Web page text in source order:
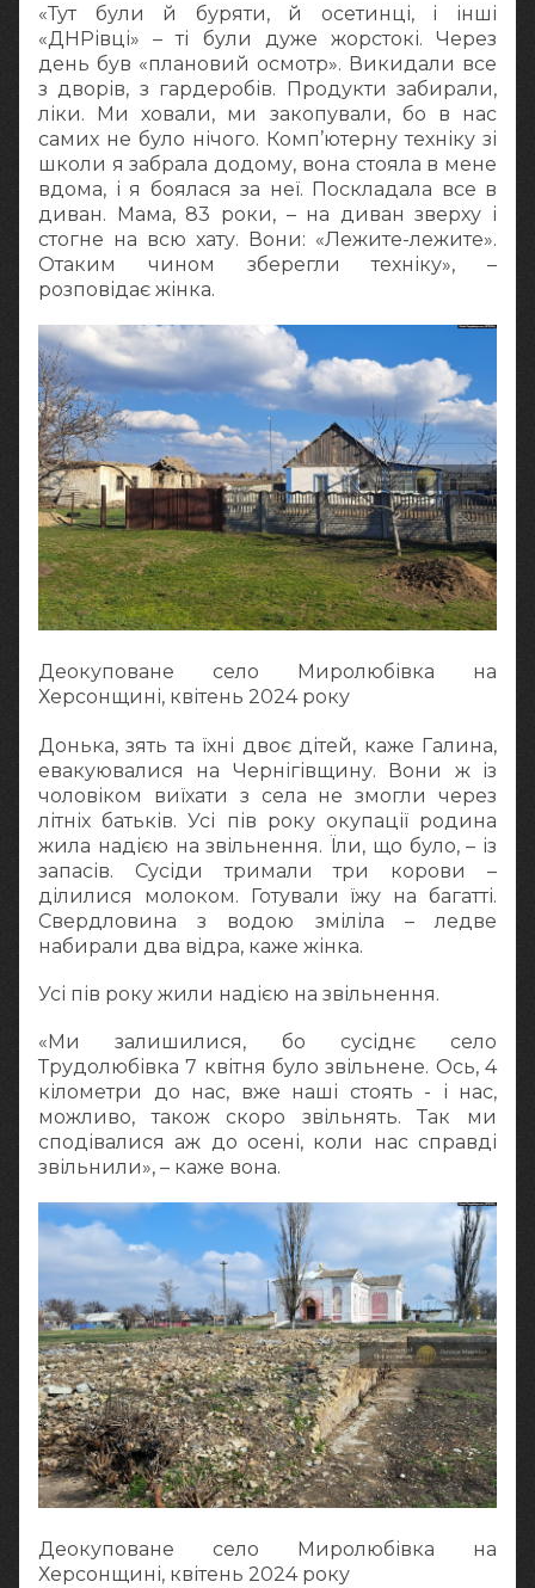
«Тут були й буряти, й осетинці, і інші
«ДНРівці» – ті були дуже жорстокі. Через
день був «плановий осмотр». Викидали все
з дворів, з гардеробів. Продукти забирали,
ліки. Ми ховали, ми закопували, бо в нас
самих не було нічого. Комп’ютерну техніку зі
школи я забрала додому, вона стояла в мене
вдома, і я боялася за неї. Поскладала все в
диван. Мама, 83 роки, – на диван зверху і
стогне на всю хату. Вони: «Лежите-лежите».
Отаким чином зберегли техніку», –
розповідає жінка.
Деокуповане село Миролюбівка на
Херсонщині, квітень 2024 року
Донька, зять та їхні двоє дітей, каже Галина,
евакуювалися на Чернігівщину. Вони ж із
чоловіком виїхати з села не змогли через
літніх батьків. Усі пів року окупації родина
жила надією на звільнення. Їли, що було, – із
запасів. Сусіди тримали три корови –
ділилися молоком. Готували їжу на багатті.
Свердловина з водою зміліла – ледве
набирали два відра, каже жінка.
Усі пів року жили надією на звільнення.
«Ми залишилися, бо сусіднє село
Трудолюбівка 7 квітня було звільнене. Ось, 4
кілометри до нас, вже наші стоять - і нас,
можливо, також скоро звільнять. Так ми
сподівалися аж до осені, коли нас справді
звільнили», – каже вона.
Деокуповане село Миролюбівка на
Херсонщині, квітень 2024 року